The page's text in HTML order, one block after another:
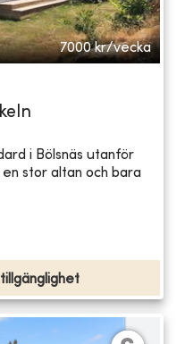
7000 kr/vecka
i Bölsnäs utanför
stor altan och bara